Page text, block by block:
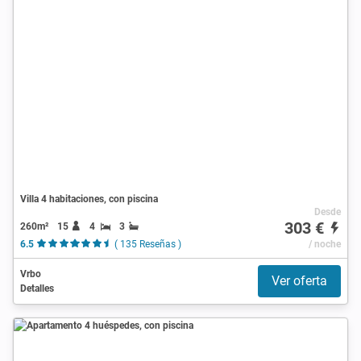
Villa 4 habitaciones, con piscina
260m² 15 4
3
6.5
( 135 Reseñas )
Desde
303 €
/ noche
Vrbo
Detalles
Ver oferta